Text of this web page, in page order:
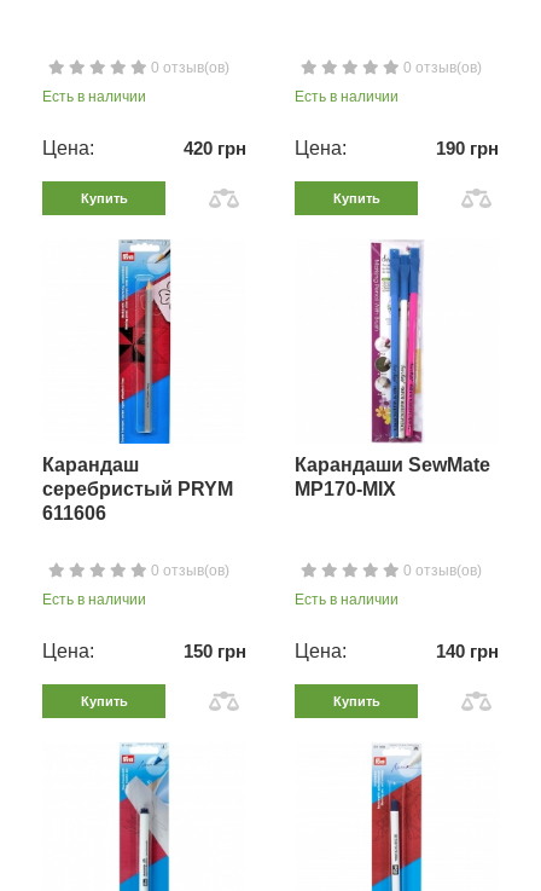
0 отзыв(ов)
Есть в наличии
Цена: 420 грн
Купить
0 отзыв(ов)
Есть в наличии
Цена: 190 грн
Купить
Карандаш
серебристый PRYM
611606
0 отзыв(ов)
Есть в наличии
Цена: 150 грн
Купить
Карандаши SewMate
MP170-MIX
0 отзыв(ов)
Есть в наличии
Цена: 140 грн
Купить